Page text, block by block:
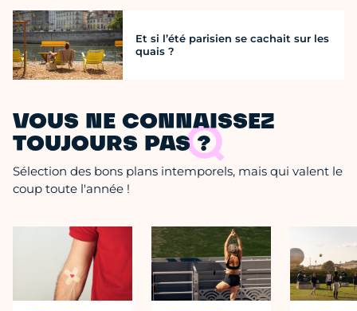
Et si l’été parisien se cachait sur les
quais ?
VOUS NE CONNAISSEZ
TOUJOURS PAS ?
Sélection des bons plans intemporels, mais qui valent le
coup toute l'année !